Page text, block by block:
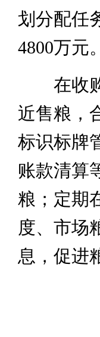
划分配任
4800万元。
在收购
近售粮，
标识标牌
账款清算
粮；定期
度、市场
息，促进